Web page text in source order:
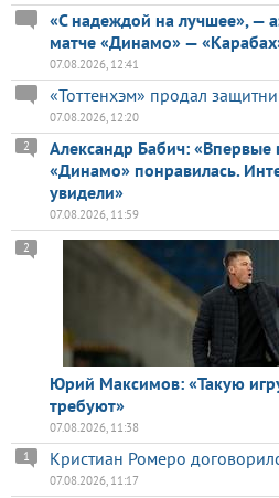
«С надеждой на лучшее», —
матче «Динамо» —
07.08.2026, 12:41
«Тоттенхэм» продал
07.08.2026, 12:20
Александр Бабич: «Впервые
«Динамо» понравилась.
увидели»
2
07.08.2026, 11:59
Юрий Максимов: «Такую
требуют»
2
07.08.2026, 11:38
Кристиан Ромеро
1
07.08.2026, 11:17